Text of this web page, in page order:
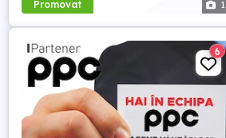
Promovat 1
6